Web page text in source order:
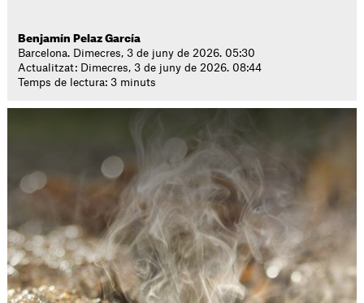
Benjamín Pelaz García
Barcelona. Dimecres, 3 de juny de 2026. 05:30
Actualitzat: Dimecres, 3 de juny de 2026. 08:44
Temps de lectura: 3 minuts